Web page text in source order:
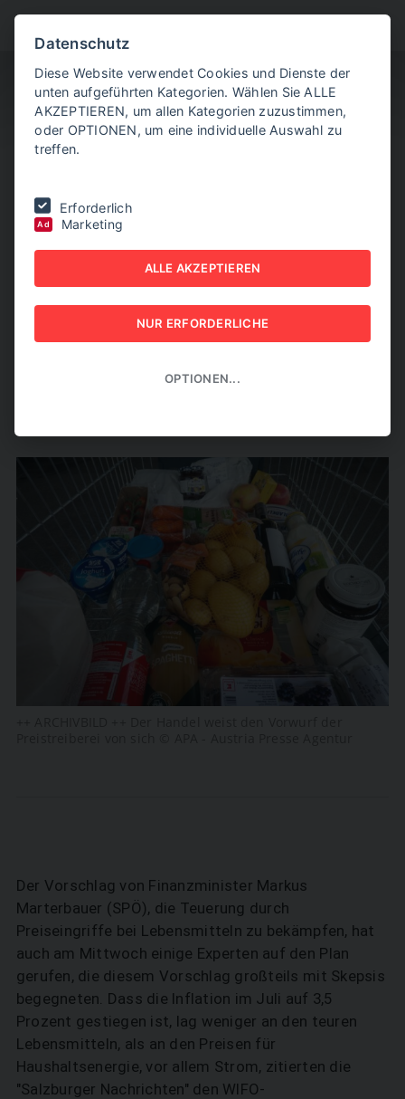
Preiseingriffe bei Lebensmitteln skeptisch
ÖKONOMEN SEHEN
PREISEINGRIFFE BEI
LEBENSMITTELN
SKEPTISCH
Der Vorschlag von Finanzminister Markus
Marterbauer (SPÖ), die Teuerung durch
Preiseingriffe bei Lebensmitteln zu bekämpfen, hat
auch am Mittwoch einige Experten auf den Plan
gerufen, die diesem Vorschlag großteils mit Skepsis
begegneten. Dass die Inflation im Juli auf 3,5
Prozent gestiegen ist, lag weniger an den teuren
Lebensmitteln, als an den Preisen für
Haushaltsenergie, vor allem Strom, zitierten die
"Salzburger Nachrichten" den WIFO-
Datenschutz
Diese Website verwendet Cookies und Dienste der
unten aufgeführten Kategorien. Wählen Sie ALLE
AKZEPTIEREN, um allen Kategorien zuzustimmen,
oder OPTIONEN, um eine individuelle Auswahl zu
treffen.
Erforderlich
Ad Marketing
ALLE AKZEPTIEREN
NUR ERFORDERLICHE
OPTIONEN...